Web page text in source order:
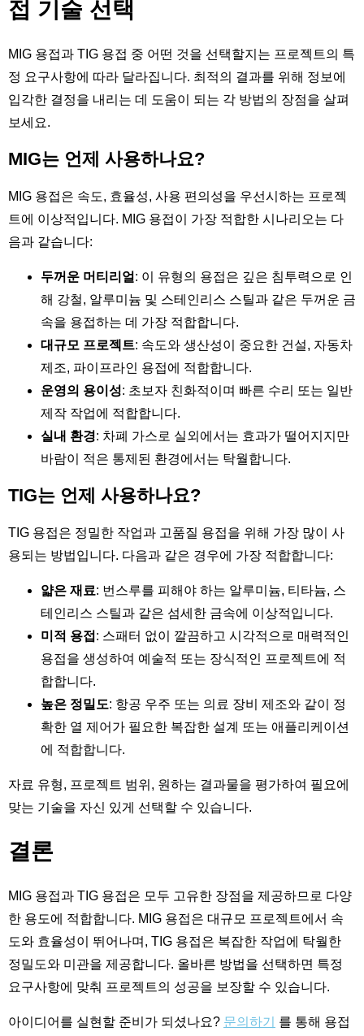
접 기술 선택
MIG 용접과 TIG 용접 중 어떤 것을 선택할지는 프로젝트의 특
정 요구사항에 따라 달라집니다. 최적의 결과를 위해 정보에
입각한 결정을 내리는 데 도움이 되는 각 방법의 장점을 살펴
보세요.
MIG는 언제 사용하나요?
MIG 용접은 속도, 효율성, 사용 편의성을 우선시하는 프로젝
트에 이상적입니다. MIG 용접이 가장 적합한 시나리오는 다
음과 같습니다:
두꺼운 머티리얼 : 이 유형의 용접은 깊은 침투력으로 인
해 강철, 알루미늄 및 스테인리스 스틸과 같은 두꺼운 금
속을 용접하는 데 가장 적합합니다.
대규모 프로젝트: 속도와 생산성이 중요한 건설, 자동차
제조, 파이프라인 용접에 적합합니다.
운영의 용이성: 초보자 친화적이며 빠른 수리 또는 일반
제작 작업에 적합합니다.
실내 환경: 차폐 가스로 실외에서는 효과가 떨어지지만
바람이 적은 통제된 환경에서는 탁월합니다.
TIG는 언제 사용하나요?
TIG 용접은 정밀한 작업과 고품질 용접을 위해 가장 많이 사
용되는 방법입니다. 다음과 같은 경우에 가장 적합합니다:
얇은 재료: 번스루를 피해야 하는 알루미늄, 티타늄, 스
테인리스 스틸과 같은 섬세한 금속에 이상적입니다.
미적 용접 : 스패터 없이 깔끔하고 시각적으로 매력적인
용접을 생성하여 예술적 또는 장식적인 프로젝트에 적
합합니다.
높은 정밀도: 항공 우주 또는 의료 장비 제조와 같이 정
확한 열 제어가 필요한 복잡한 설계 또는 애플리케이션
에 적합합니다.
자료 유형, 프로젝트 범위, 원하는 결과물을 평가하여 필요에
맞는 기술을 자신 있게 선택할 수 있습니다.
결론
MIG 용접과 TIG 용접은 모두 고유한 장점을 제공하므로 다양
한 용도에 적합합니다. MIG 용접은 대규모 프로젝트에서 속
도와 효율성이 뛰어나며, TIG 용접은 복잡한 작업에 탁월한
정밀도와 미관을 제공합니다. 올바른 방법을 선택하면 특정
요구사항에 맞춰 프로젝트의 성공을 보장할 수 있습니다.
아이디어를 실현할 준비가 되셨나요? 문의하기
를 통해 용접